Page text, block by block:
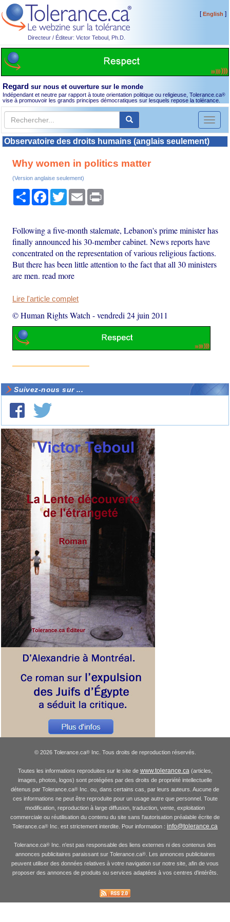
Directeur / Éditeur: Victor Teboul, Ph.D.
[English ]
Regard sur nous et ouverture sur le monde
Indépendant et neutre par rapport à toute orientation politique ou religieuse, Tolerance.ca®
vise à promouvoir les grands principes démocratiques sur lesquels repose la tolérance.
Toggle
Observatoire des droits humains (anglais seulement)
Why women in politics matter
(Version anglaise seulement)
PartagerFacebook
TwitterEmail
Following a five-month stalemate, Lebanon's prime minister has
finally announced his 30-member cabinet. News reports have
concentrated on the representation of various religious factions.
But there has been little attention to the fact that all 30 ministers
are men. read more
Lire l'article complet
© Human Rights Watch -vendredi 24 juin 2011
Suivez-nous sur ...
© 2026 Tolerance.ca®Inc. Tous droits de reproduction réservés.
Toutes les informations reproduites sur le site de www.tolerance.ca(articles,
images, photos, logos) sont protégées par des droits de propriété intellectuelle
détenus par Tolerance.ca® Inc. ou, dans certains cas, par leurs auteurs. Aucune de
ces informations ne peut être reproduite pour un usage autre que personnel. Toute
modification, reproduction à large diffusion, traduction, vente, exploitation
commerciale ou réutilisation du contenu du site sans l'autorisation préalable écrite de
Tolerance.ca® Inc. est strictement interdite. Pour information : info@tolerance.ca
Tolerance.ca® Inc. n'est pas responsable des liens externes ni des contenus des
annonces publicitaires paraissant sur Tolerance.ca®. Les annonces publicitaires
peuvent utiliser des données relatives à votre navigation sur notre site, afin de vous
proposer des annonces de produits ou services adaptées à vos centres d'intérêts.